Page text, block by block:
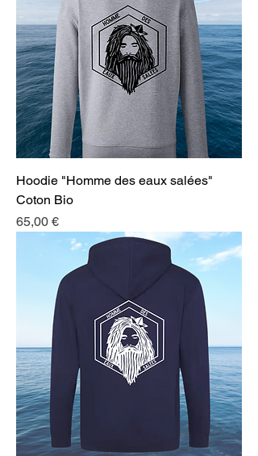
Hoodie "Homme des eaux salées"
Coton Bio
Prix
65,00 €